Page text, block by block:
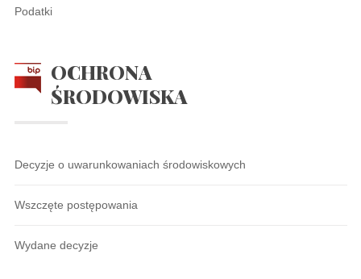
Podatki
OCHRONA
ŚRODOWISKA
Decyzje o uwarunkowaniach środowiskowych
Wszczęte postępowania
Wydane decyzje